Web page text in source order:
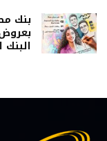
بنك
البنك